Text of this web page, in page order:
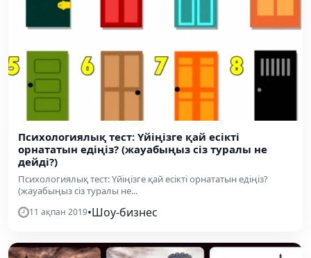
Психологиялық тест: Үйіңізге қай есікті
орнататын едіңіз? (жауабыңыз сіз туралы не
дейді?)
Психологиялық тест: Үйіңізге қай есікті орнататын едіңіз?
(жауабыңыз сіз туралы не...
11 ақпан 2019•Шоу-бизнес